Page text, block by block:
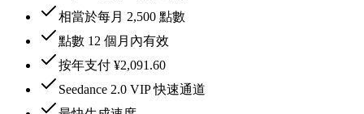
相當於每月 2,500 點數
點數 12 個月內有效
按年支付 ¥2,091.60
Seedance 2.0 VIP 快速通道